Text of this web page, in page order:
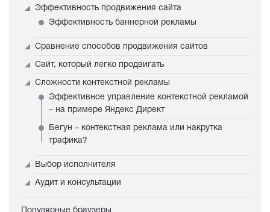
Эффективность продвижения сайта
Эффективность баннерной рекламы
Сравнение способов продвижения сайтов
Сайт, который легко продвигать
Сложности контекстной рекламы
Эффективное управление контекстной рекламой
– на примере Яндекс Директ
Бегун – контекстная реклама или накрутка
трафика?
Выбор исполнителя
Аудит и консультации